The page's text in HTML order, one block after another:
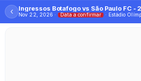
‹ Ingressos Botafogo vs São Paulo FC -
Nov 22, 2026 · Data a confirmar · Estádio Olímpico